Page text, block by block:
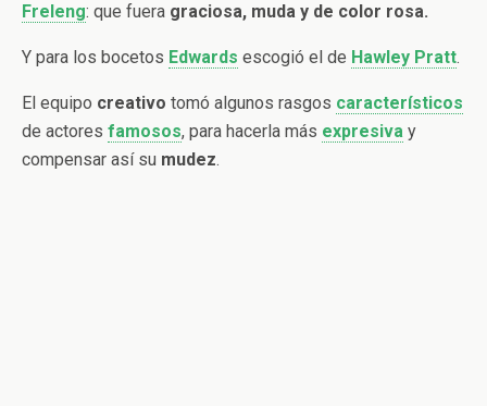
Freleng: que fuera graciosa, muda y de color rosa.
Y para los bocetos Edwards escogió el de Hawley Pratt.
El equipo creativo tomó algunos rasgos característicos
de actores famosos, para hacerla más expresiva y
compensar así su mudez.